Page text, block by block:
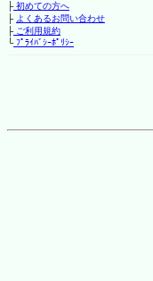
├初めての方へ
├ よくあるお問い合わせ
├ご利用規約
└ﾌﾟﾗｲﾊﾞｼｰﾎﾟﾘｼｰ